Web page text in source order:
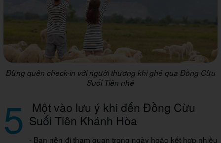
Đừng quên check-in với người thương khi ghé qua Đồng Cừu
Suối Tiên nhé
5 Một vào lưu ý khi đến Đồng Cừu
Suối Tiên Khánh Hòa
- Bạn nên đi tham quan trong ngày hoặc kết hợp nhiều